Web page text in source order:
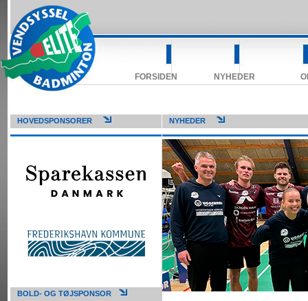
FORSIDEN NYHEDER
HOVEDSPONSORER NYHEDER
BOLD- OG TØJSPONSOR